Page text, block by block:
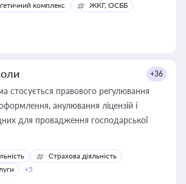
комплекс ЖКГ, ОСББ
+36
стосується правового регулювання
анулювання ліцензій і
для провадження господарської
Страхова діяльність
+5